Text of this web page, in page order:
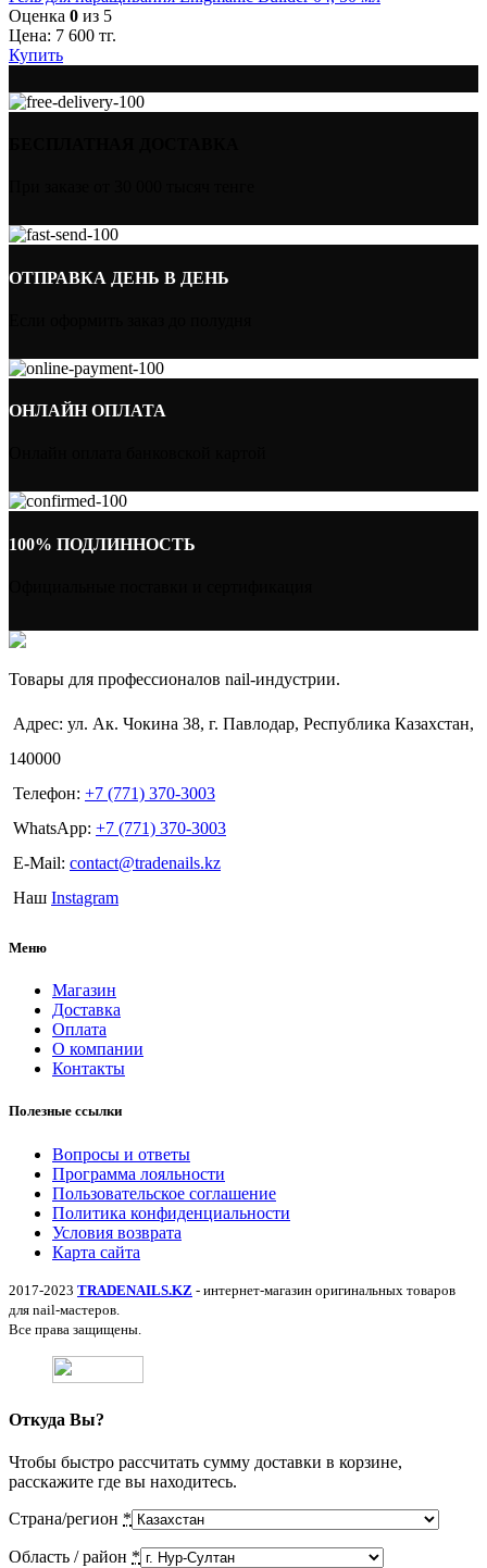
Оценка 0 из 5
Цена: 7 600 тг.
Купить
ОТПРАВКА ДЕНЬ В ДЕНЬ
ОНЛАЙН ОПЛАТА
100% ПОДЛИННОСТЬ
Товары для профессионалов nail-индустрии.
Адрес: ул. Ак. Чокина 38, г. Павлодар, Республика Казахстан,
140000
Телефон: +7 (771) 370-3003
WhatsApp: +7 (771) 370-3003
E-Mail: contact@tradenails.kz
Наш Instagram
Меню
Магазин
Доставка
Оплата
О компании
Контакты
Полезные ссылки
Вопросы и ответы
Программа лояльности
Пользовательское соглашение
Политика конфиденциальности
Условия возврата
Карта сайта
2017-2023 TRADENAILS.KZ - интернет-магазин оригинальных товаров
для nail-мастеров.
Все права защищены.
Откуда Вы?
Чтобы быстро рассчитать сумму доставки в корзине,
расскажите где вы находитесь.
Страна/регион *
Область / район *